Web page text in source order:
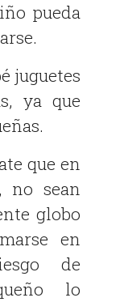
pueda
juguetes
ya que
que en
no sean
globo
en
de
lo